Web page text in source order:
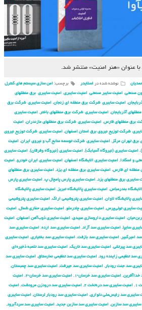
عنوان «هنر امنیت» منتشر شد.
نوشته شده در اسلایدر برچسب: امن سازی سیستم های کنترل
صنعتی, امنیت سایبر صنعتی, امنیت سایبری, امنیت سایبری برق منطقهای
, امنیت سایبری شركت برق منطقه ای زنجان, امنیت سایبری شركت برق
آذربایجان, امنیت سایبری شركت برق منطقهای باختر , امنیت سایبری
برق منطقهای فارس, امنیت سایبری شركت برق منطقهای مازندران, امنیت
شركت توزیع نیروی برق استان اصفهان, امنیت سایبری شركت توزیع نیروی
برق تهران مركز , امنیت سایبری شركت توسعه منابع آب و نیروی ایران, امنیت
, امنیت سایبری (نیروگاه آسیابک), امنیت سایبری (نیروگاه وفرقان), امنیت سایبری
و اسکادا, امنیت سایبری الایشگاه اصفهان, امنیت سایبری ایران خودرو, امنیت
منطقه ای فارس, امنیت سایبری برق منطقه ای یزد, امنیت سایبری برق منطقهای
سایبری برق منطقهای یزد, امنیت سایبری پارس پامچال پ, امنیت سایبری پارس
بندرعباس, امنیت سایبری پالایشگاه تبریز , امنیت سایبری پالایشگاه
پالایشگاه لاوان, امنیت سایبری پتروشیمی اراک, امنیت سایبری پتروشیمی
سایبری تولی‌پرس, امنیت سایبری چادرملو, امنیت سایبری حفاری شمال, امنیت
, امنیت سایبری داروسازی عبیدی, امنیت سایبری ذوب‌آهن اصفهان, امنیت
سایپا, امنیت سایبری سد آزاد, امنیت سایبری سد ارده, امنیت سایبری سد
امیرکبیر , امنیت سایبری سد بازفت, امنیت سایبری سد بختیاری, امنیت سایبری
سد پیرتقی, امنیت سایبری سد تاریک, امنیت سایبری سد تلمبه ذخیره‌ای
سد تنظیمی زاینده رود, امنیت سایبری سد تنظیمی نمارستاق, امنیت سایبری سد
سد جنت رودبار , امنیت سایبری سد جیرفت, امنیت سایبری سد چمبستان,
خداآفرین, امنیت سایبری سد خرسان-۱ , امنیت سایبری سد خرسان-۲ , امنیت
۱ , امنیت سایبری سد دره‌تخت ۲ , امنیت سایبری سد درودزن مرودشت, امنیت
سایبری سد رئیس‌علی دلواری, امنیت سایبری سد رودبار لرستان, امنیت سایبری
سایبری سد سازبن, امنیت سایبری سد سازبن جدید, امنیت سایبری سد سردآبرود,